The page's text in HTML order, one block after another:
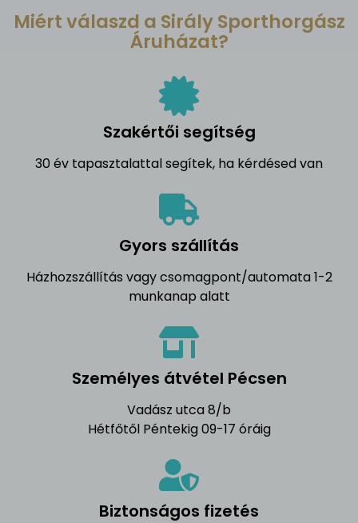
Miért válaszd a Sirály Sporthorgász
Áruházat?
Szakértői segítség
30 év tapasztalattal segítek, ha kérdésed van
Gyors szállítás
Házhozszállítás vagy csomagpont/automata 1-2
munkanap alatt
Személyes átvétel Pécsen
Vadász utca 8/b
Hétfőtől Péntekig 09-17 óráig
Biztonságos fizetés